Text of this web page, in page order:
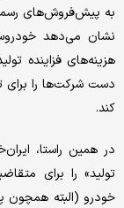
به پیش‌فروش‌های
نشان می‌دهد
هزینه‌های فزاینده
دست شرکت‌ها را برای
‌کند.
در همین راستا،
تولید» را برای
خودرو (البته